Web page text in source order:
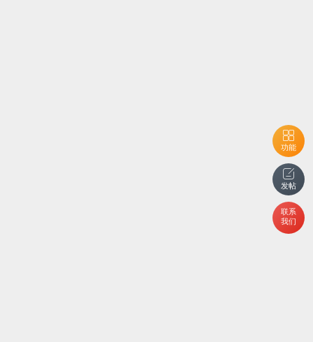
功能
发帖
联系
我们